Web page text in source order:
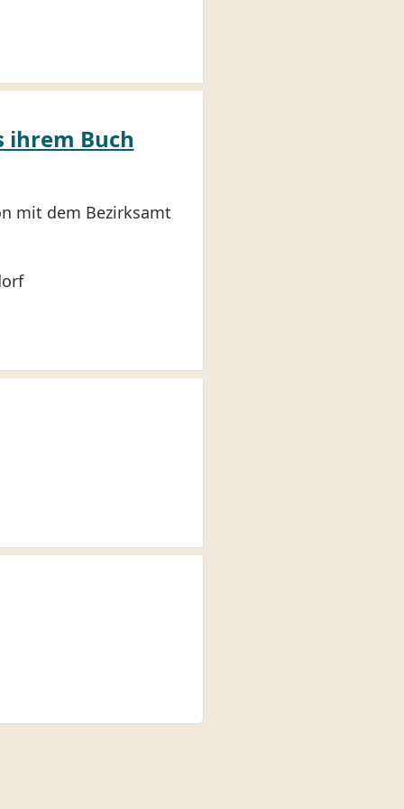
ihrem Buch
mit dem Bezirksamt